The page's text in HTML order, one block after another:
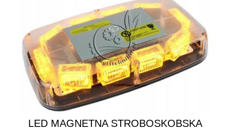
LED MAGNETNA STROBOSKOBSKA